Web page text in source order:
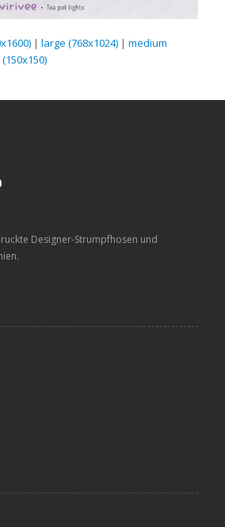
| large (768x1024)| medium
Designer-Strumpfhosen und